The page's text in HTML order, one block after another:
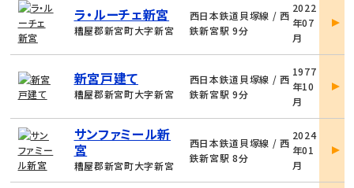
ラ・ルーチェ新宮
糟屋郡新宮町大字新宮
西日本鉄道貝塚線 / 西
鉄新宮駅 9分
2022
年07
月
詳
新宮戸建て
糟屋郡新宮町大字新宮
西日本鉄道貝塚線 / 西
鉄新宮駅 9分
1977
年10
月
詳
サンファミール新
宮
糟屋郡新宮町大字新宮
西日本鉄道貝塚線 / 西
鉄新宮駅 8分
2024
年01
月
詳